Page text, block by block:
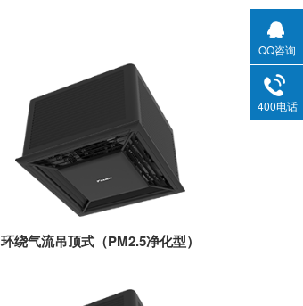
环绕气流吊顶式（PM2.5净化型）
QQ咨询
400电话